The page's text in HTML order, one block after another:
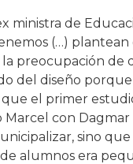
ministra de
(…)
preocupación
del diseño
el primer
Marcel con
sino
alumnos era